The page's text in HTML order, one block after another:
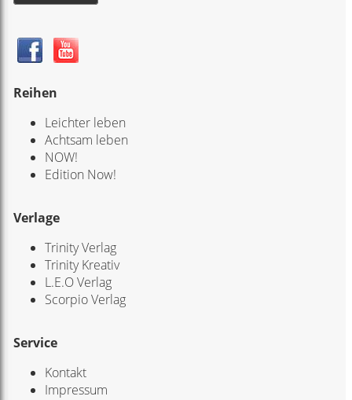
Reihen
Leichter leben
Achtsam leben
NOW!
Edition Now!
Verlage
Trinity Verlag
Trinity Kreativ
L.E.O Verlag
Scorpio Verlag
Service
Kontakt
Impressum